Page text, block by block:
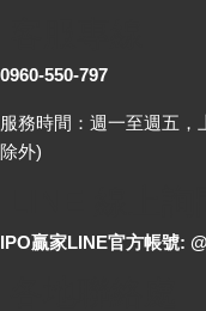
0960-550-797
服務時間：週一至週五，
除外)
IPO贏家LINE官方帳號: